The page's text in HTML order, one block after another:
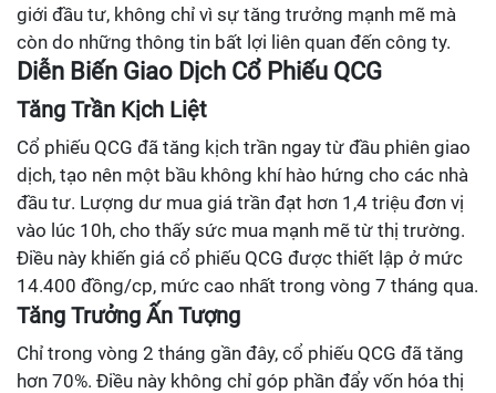
giới đầu tư, không chỉ vì sự tăng trưởng mạnh mẽ mà
còn do những thông tin bất lợi liên quan đến công ty.
Diễn Biến Giao Dịch Cổ Phiếu QCG
Tăng Trần Kịch Liệt
Cổ phiếu QCG đã tăng kịch trần ngay từ đầu phiên giao
dịch, tạo nên một bầu không khí hào hứng cho các nhà
đầu tư. Lượng dư mua giá trần đạt hơn 1,4 triệu đơn vị
vào lúc 10h, cho thấy sức mua mạnh mẽ từ thị trường.
Điều này khiến giá cổ phiếu QCG được thiết lập ở mức
14.400 đồng/cp, mức cao nhất trong vòng 7 tháng qua.
Tăng Trưởng Ấn Tượng
Chỉ trong vòng 2 tháng gần đây, cổ phiếu QCG đã tăng
hơn 70%. Điều này không chỉ góp phần đẩy vốn hóa thị